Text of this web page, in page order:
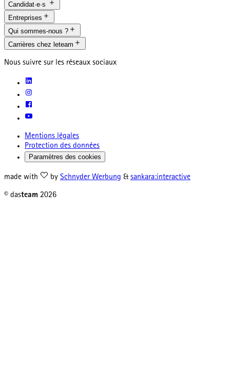
Candidat·e·s
Entreprises
Qui sommes-nous ?
Carrières chez leteam
Nous suivre sur les réseaux sociaux
Mentions légales
Protection des données
Paramètres des cookies
made with by Schnyder Werbung & sankara:interactive
© dasteam 2026